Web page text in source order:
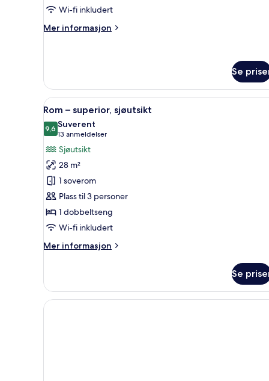
Wi-fi inkludert
Mer informasjon
Mer
standard
Se
Åpne
alle
bildene
av
Rom
–
superior,
sjøutsikt
Rom – superior, sjøutsikt | 1
9
Rom – superior, sjøutsikt
9,69,6 av 10
Suverent
13 anmeldelser
(13
anmeldelser)
Sjøutsikt
28 m²
1 soverom
Plass til 3 personer
1 dobbeltseng
Wi-fi inkludert
Mer informasjon
Mer
–
superior,
sjøutsikt
Se